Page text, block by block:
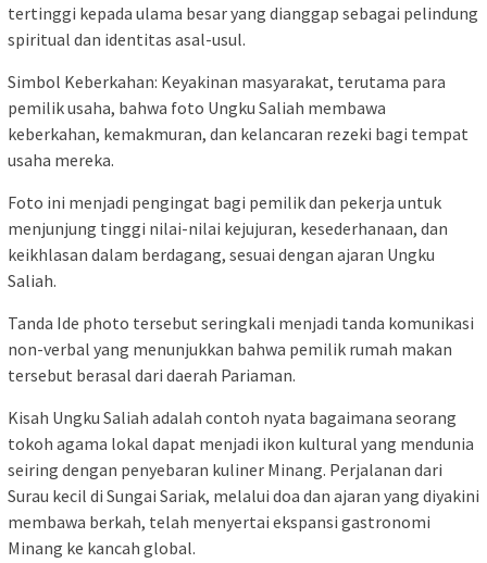
tertinggi kepada ulama besar yang dianggap sebagai pelindung
spiritual dan identitas asal-usul.
Simbol Keberkahan: Keyakinan masyarakat, terutama para
pemilik usaha, bahwa foto Ungku Saliah membawa
keberkahan, kemakmuran, dan kelancaran rezeki bagi tempat
usaha mereka.
Foto ini menjadi pengingat bagi pemilik dan pekerja untuk
menjunjung tinggi nilai-nilai kejujuran, kesederhanaan, dan
keikhlasan dalam berdagang, sesuai dengan ajaran Ungku
Saliah.
Tanda Ide photo tersebut seringkali menjadi tanda komunikasi
non-verbal yang menunjukkan bahwa pemilik rumah makan
tersebut berasal dari daerah Pariaman.
Kisah Ungku Saliah adalah contoh nyata bagaimana seorang
tokoh agama lokal dapat menjadi ikon kultural yang mendunia
seiring dengan penyebaran kuliner Minang. Perjalanan dari
Surau kecil di Sungai Sariak, melalui doa dan ajaran yang diyakini
membawa berkah, telah menyertai ekspansi gastronomi
Minang ke kancah global.